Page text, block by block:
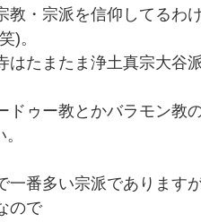
教・宗派を信仰してるわ
)。
はたまたま浄土真宗大谷
ドゥー教とかバラモン教
一番多い宗派であります
ので